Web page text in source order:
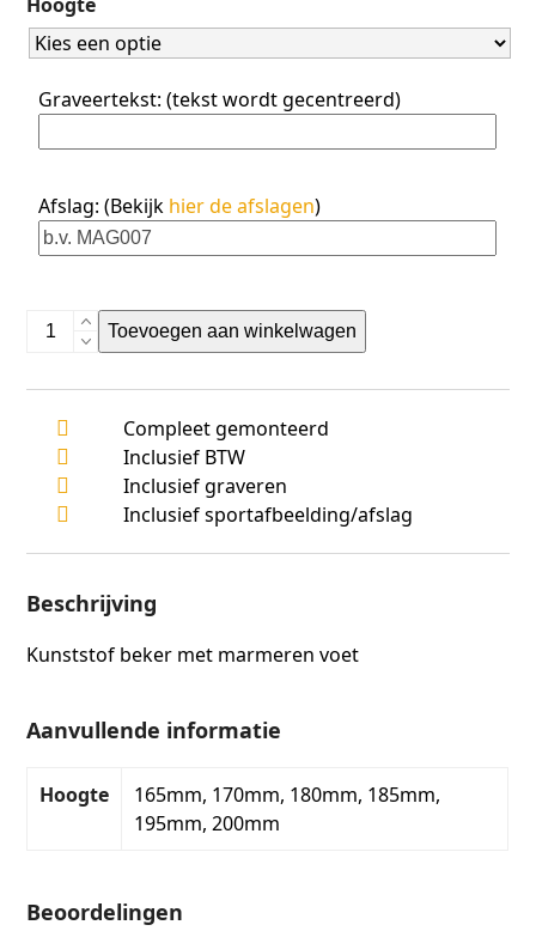
5
Graveertekst: (tekst wordt gecentreerd)
Afslag: (Bekijk hier de afslagen)
AK5391
Toevoegen aan winkelwagen
Compleet gemonteerd
Inclusief BTW
Inclusief graveren
Inclusief sportafbeelding/afslag
Beschrijving
Kunststof beker met marmeren voet
Aanvullende informatie
Hoogte
165mm, 170mm, 180mm, 185mm,
195mm, 200mm
Beoordelingen